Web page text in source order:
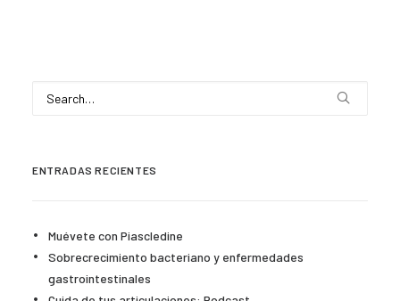
ENTRADAS RECIENTES
Muévete con Piascledine
Sobrecrecimiento bacteriano y enfermedades
gastrointestinales